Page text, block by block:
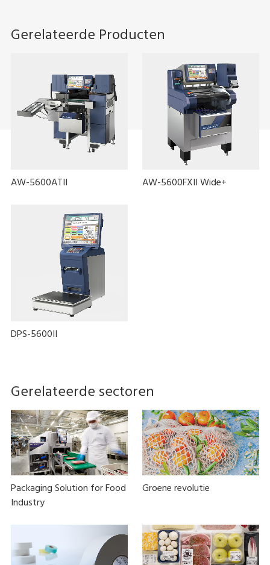
Gerelateerde Producten
AW-5600ATII AW-5600FXII Wide+
DPS-5600II
Gerelateerde sectoren
Packaging Solution for Food
Industry
Groene revolutie